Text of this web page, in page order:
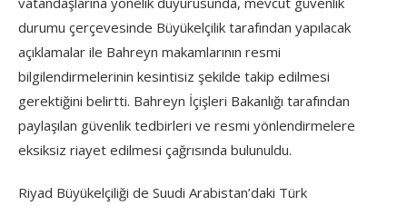
durumu çerçevesinde Büyükelçilik tarafından yapılacak
açıklamalar ile Bahreyn makamlarının resmi
bilgilendirmelerinin kesintisiz şekilde takip edilmesi
gerektiğini belirtti. Bahreyn İçişleri Bakanlığı tarafından
paylaşılan güvenlik tedbirleri ve resmi yönlendirmelere
eksiksiz riayet edilmesi çağrısında bulunuldu.
Riyad Büyükelçiliği de Suudi Arabistan’daki Türk